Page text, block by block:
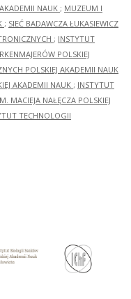
NAUK ; MUZEUM I
; SIEĆ BADAWCZA ŁUKASIEWICZ
; INSTYTUT
POLSKIEJ
POLSKIEJ AKADEMII NAUK
AKADEMII NAUK ; INSTYTUT
MACIEJA NAŁĘCZA POLSKIEJ
TECHNOLOGII